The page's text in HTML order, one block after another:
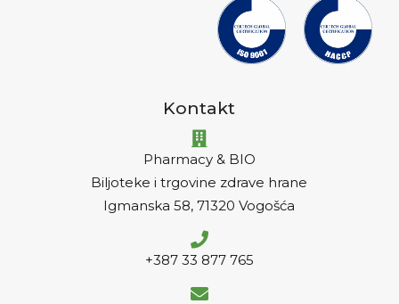
Kontakt
Pharmacy & BIO
Biljoteke i trgovine zdrave hrane
Igmanska 58, 71320 Vogošća
+387 33 877 765